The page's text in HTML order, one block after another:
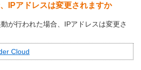
IPアドレスは変更されますか
が行われた場合、IPアドレスは変更さ
Cloud